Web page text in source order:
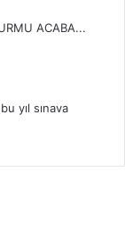
ACABA...
yıl sınava